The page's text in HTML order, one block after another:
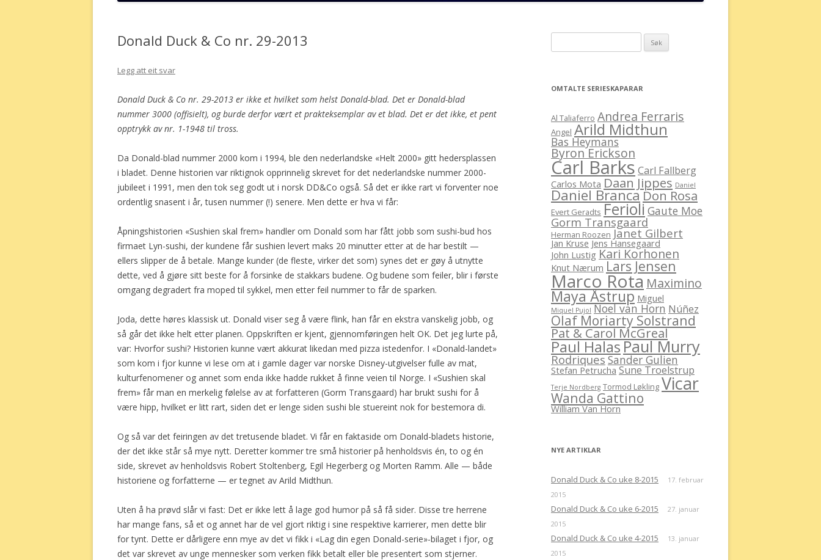
Donald Duck & Co nr. 29-2013
Legg att eit svar
Donald Duck & Co nr. 29-2013 er ikke et hvilket som helst Donald-blad. Det er Donald-blad
nummer 3000 (offisielt), og burde derfor vært et prakteksemplar av et blad. Det er det ikke, et pent
opptrykk av nr. 1-1948 til tross.
Da Donald-blad nummer 2000 kom i 1994, ble den nederlandske «Helt 2000» gitt hedersplassen
i bladet. Denne historien var riktignok opprinnelig skrevet for det nederlandske nummer 2000-
jubileet i 1991, men den tok seg godt ut i norsk DD&Co også. Så det er ikke rart vi forventer noe
ordentlig snasent i år, tusen nummer (!) senere. Men dette er hva vi får:
Åpningshistorien «Sushien skal frem» handler om Donald som har fått jobb som sushi-bud hos
firmaet Lyn-sushi, der kundene får sushien levert maks 20 minutter etter at de har bestilt —
ellers slipper de å betale. Mange kunder (de fleste, virker det som) synes det er gøy å utnytte
dette, ved å gjøre sitt beste for å forsinke de stakkars budene. Og budene som feiler, blir i første
omgang degradert fra moped til sykkel, men etter feil nummer to får de sparken.
Joda, dette høres klassisk ut. Donald viser seg å være flink, han får en ekstra vanskelig jobb, og
så går det ikke helt etter planen. Oppskriften er kjent, gjennomføringen helt OK. Det jeg lurte på,
var: Hvorfor sushi? Historien kunne vært akkurat likedan med pizza istedenfor. I «Donald-landet»
som kom i fjor kunne vi lese om at i gamle dager var norske Disney-utgivelser fulle av mat,
kulturfenomener og annet som enda ikke hadde rukket å finne veien til Norge. I «Sushien skal
frem» får man en merkelig følelse av at forfatteren (Gorm Transgaard) har brukt sushi for å
være hipp, hvilket er litt rart, siden det er lenge siden sushi ble stuereint nok for bestemora di.
Og så var det feiringen av det tretusende bladet. Vi får en faktaside om Donald-bladets historie,
der det ikke står så mye nytt. Deretter kommer tre små historier på henholdsvis én, to og én
side, skrevet av henholdsvis Robert Stoltenberg, Egil Hegerberg og Morten Ramm. Alle — både
historiene og forfatterne — er tegnet av Arild Midthun.
Uten å ha prøvd slår vi fast: Det er ikke lett å lage god humor på så få sider. Disse tre herrene
har mange fans, så et og annet har de vel gjort riktig i sine respektive karrierer, men dette blir
for tynt. Dette er dårligere enn mye av det vi fikk i «Lag din egen Donald-serie»-bilaget i fjor, og
det var skrevet av unge mennesker som verken fikk betalt eller ble presentert som stjerner.
etter:
OMTALTE SERIESKAPARAR
Al Taliaferro Andrea Ferraris
Angel Arild Midthun
Bas Heymans
Byron Erickson
Carl Barks Carl Fallberg
Carlos Mota Daan Jippes Daniel
Daniel BrancaDon Rosa
Evert Geradts FerioliGaute Moe
Gorm Transgaard
Herman Roozen Janet Gilbert
Jan Kruse Jens Hansegaard
John Lustig Kari Korhonen
Knut Nærum Lars Jensen
Marco Rota Maximino
Maya Åstrup Miguel
Miquel Pujol Noel van Horn Núñez
Olaf Moriarty Solstrand
Pat & Carol McGreal
Paul HalasPaul Murry
RodriquesSander Gulien
Stefan Petrucha Sune Troelstrup
Terje Nordberg Tormod Løkling Vicar
Wanda Gattino
William Van Horn
NYE ARTIKLAR
Donald Duck & Co uke 8-2015
17. februar
2015
Donald Duck & Co uke 6-2015
27. januar
2015
Donald Duck & Co uke 4-2015
13. januar
2015